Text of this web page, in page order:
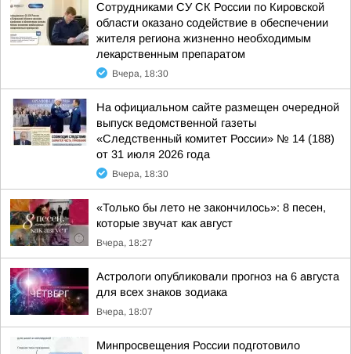
Сотрудниками СУ СК России по Кировской
области оказано содействие в обеспечении
жителя региона жизненно необходимым
лекарственным препаратом
Вчера, 18:30
На официальном сайте размещен очередной
выпуск ведомственной газеты
«Следственный комитет России» № 14 (188)
от 31 июля 2026 года
Вчера, 18:30
«Только бы лето не закончилось»: 8 песен,
которые звучат как август
Вчера, 18:27
Астрологи опубликовали прогноз на 6 августа
для всех знаков зодиака
Вчера, 18:07
Минпросвещения России подготовило